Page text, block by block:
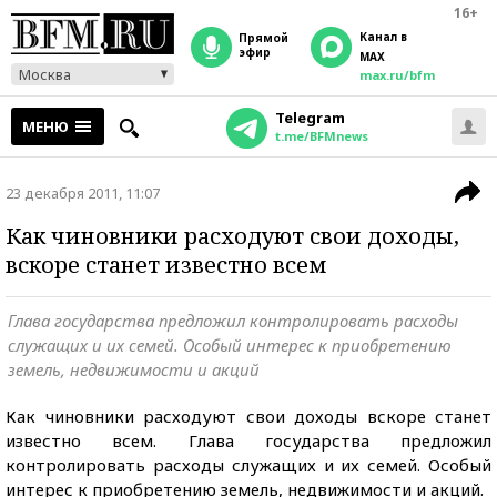
16+
Москва
прямой
эфир
Канал в
MAX
max.ru/bfm
МЕНЮ Telegram
t.me/BFMnews
23 декабря 2011, 11:07
Как чиновники расходуют свои доходы,
вскоре станет известно всем
Глава государства предложил контролировать расходы
служащих и их семей. Особый интерес к приобретению
земель, недвижимости и акций
Как чиновники расходуют свои доходы вскоре станет
известно всем. Глава государства предложил
контролировать расходы служащих и их семей. Особый
интерес к приобретению земель, недвижимости и акций.